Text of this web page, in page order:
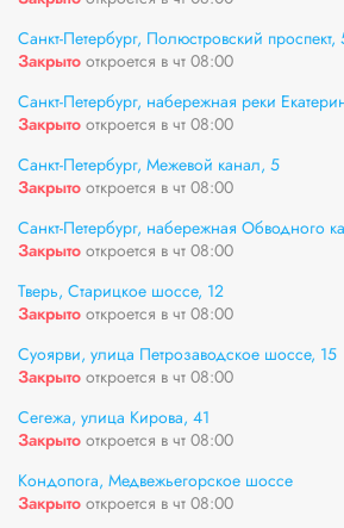
Санкт-Петербург, Полюстровский проспект,
Закрыто откроется в чт 08:00
Санкт-Петербург, набережная реки
Закрыто откроется в чт 08:00
Санкт-Петербург, Межевой канал, 5
Закрыто откроется в чт 08:00
Санкт-Петербург, набережная Обводного
Закрыто откроется в чт 08:00
Тверь, Старицкое шоссе, 12
Закрыто откроется в чт 08:00
Суоярви, улица Петрозаводское шоссе, 15
Закрыто откроется в чт 08:00
Сегежа, улица Кирова, 41
Закрыто откроется в чт 08:00
Кондопога, Медвежьегорское шоссе
Закрыто откроется в чт 08:00